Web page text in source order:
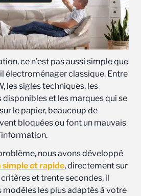
ce n’est pas aussi simple que
électroménager classique. Entre
les sigles techniques, les
et les marques qui se
le papier, beaucoup de
bloquées ou font un mauvais
nous avons développé
et rapide, directement sur
et trente secondes, il
modèles les plus adaptés à votre